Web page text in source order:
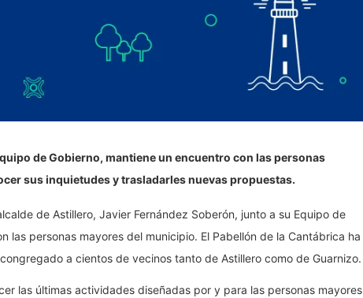
de Gobierno, mantiene un encuentro con las personas
sus inquietudes y trasladarles nuevas propuestas.
de Astillero, Javier Fernández Soberón, junto a su Equipo de
las personas mayores del municipio. El Pabellón de la Cantábrica ha
a cientos de vecinos tanto de Astillero como de Guarnizo.
las últimas actividades diseñadas por y para las personas mayores